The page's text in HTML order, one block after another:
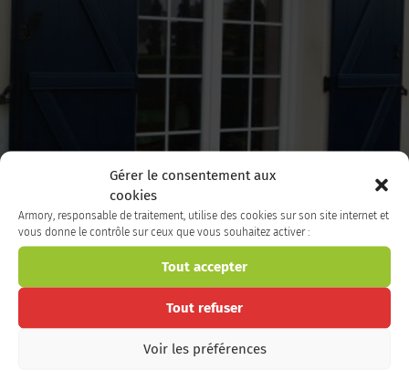
Gérer le consentement aux
cookies
Armory, responsable de traitement, utilise des cookies sur son site internet et
vous donne le contrôle sur ceux que vous souhaitez activer :
Tout accepter
Tout refuser
Voir les préférences
Porte-fenêtre
Porte-fenêtre à vantaux, à soufflet, cintrée, ou